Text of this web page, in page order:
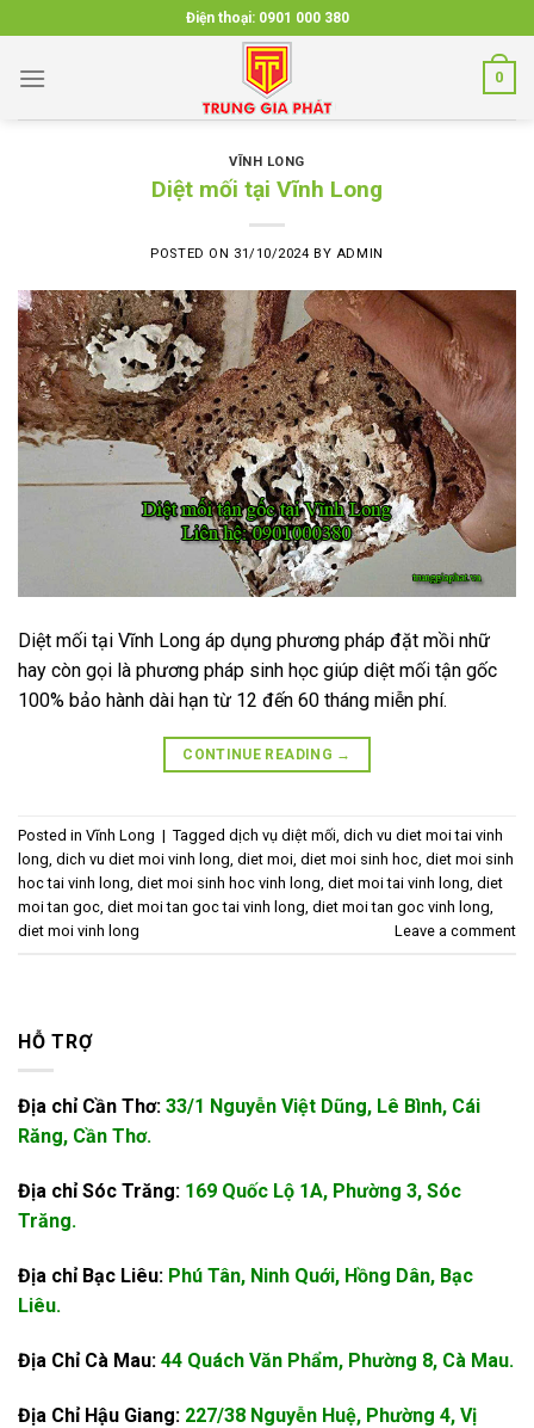
to
content
Điện thoại: 0901 000 380
0
VĨNH LONG
Diệt mối tại Vĩnh Long
POSTED ON 31/10/2024 BY ADMIN
Diệt mối tại Vĩnh Long áp dụng phương pháp đặt mồi nhữ
hay còn gọi là phương pháp sinh học giúp diệt mối tận gốc
100% bảo hành dài hạn từ 12 đến 60 tháng miễn phí.
CONTINUE READING →
Posted in Vĩnh Long | Tagged dịch vụ diệt mối, dich vu diet moi tai vinh
long, dich vu diet moi vinh long, diet moi, diet moi sinh hoc, diet moi sinh
hoc tai vinh long, diet moi sinh hoc vinh long, diet moi tai vinh long, diet
moi tan goc, diet moi tan goc tai vinh long, diet moi tan goc vinh long,
diet moi vinh long
Leave a comment
HỖ TRỢ
Địa chỉ Cần Thơ: 33/1 Nguyễn Việt Dũng, Lê Bình, Cái
Răng, Cần Thơ.
Địa chỉ Sóc Trăng: 169 Quốc Lộ 1A, Phường 3, Sóc
Trăng.
Địa chỉ Bạc Liêu: Phú Tân, Ninh Quới, Hồng Dân, Bạc
Liêu.
Địa Chỉ Cà Mau: 44 Quách Văn Phẩm, Phường 8, Cà Mau.
Địa Chỉ Hậu Giang: 227/38 Nguyễn Huệ, Phường 4, Vị